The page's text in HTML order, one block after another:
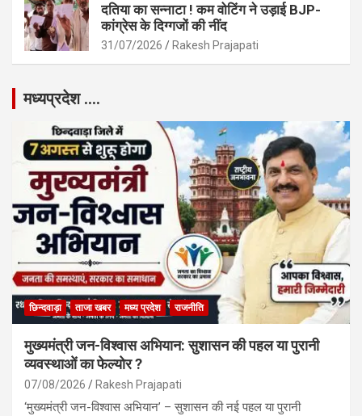
दतिया का सन्नाटा ! कम वोटिंग ने उड़ाई BJP-
कांग्रेस के दिग्गजों की नींद
31/07/2026 Rakesh Prajapati
मध्यप्रदेश ….
छिन्दवाड़ा ताजा खबर मध्य प्रदेश राजनीति
मुख्यमंत्री जन-विश्वास अभियान: सुशासन की पहल या पुरानी
व्यवस्थाओं का फेल्योर ?
07/08/2026 Rakesh Prajapati
‘मुख्यमंत्री जन-विश्वास अभियान’ – सुशासन की नई पहल या पुरानी